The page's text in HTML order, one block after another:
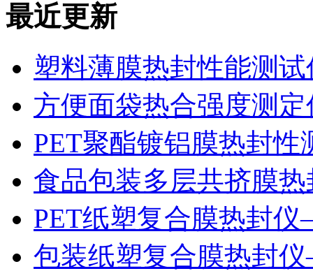
最近更新
塑料薄膜热封性能测
方便面袋热合强度测
PET聚酯镀铝膜热封性
食品包装多层共挤膜
PET纸塑复合膜热封
包装纸塑复合膜热封